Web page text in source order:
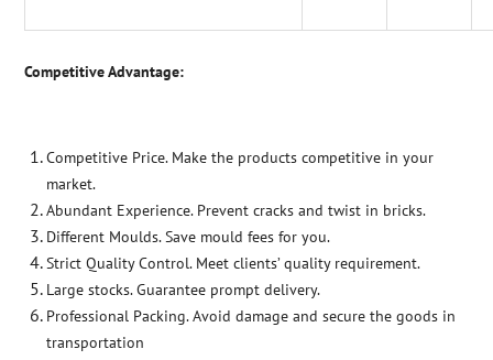
Competitive Advantage:
Competitive Price. Make the products competitive in your
market.
Abundant Experience. Prevent cracks and twist in bricks.
Different Moulds. Save mould fees for you.
Strict Quality Control. Meet clients’ quality requirement.
Large stocks. Guarantee prompt delivery.
Professional Packing. Avoid damage and secure the goods in
transportation